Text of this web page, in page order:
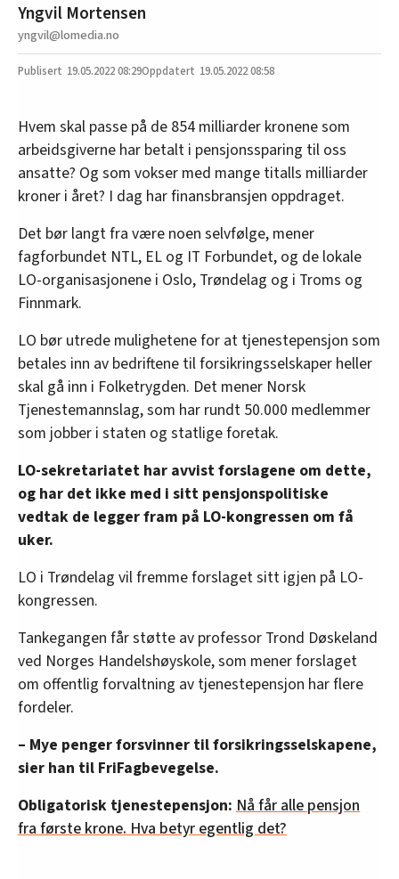
Yngvil Mortensen
yngvil@lomedia.no
19.05.202208:29 19.05.2022 08:58
Hvem skal passe på de 854 milliarder kronene som
arbeidsgiverne har betalt i pensjonssparing til oss
ansatte? Og som vokser med mange titalls milliarder
kroner i året? I dag har finansbransjen oppdraget.
Det bør langt fra være noen selvfølge, mener
fagforbundet NTL, EL og IT Forbundet, og de lokale
LO-organisasjonene i Oslo, Trøndelag og i Troms og
Finnmark.
LO bør utrede mulighetene for at tjenestepensjon som
betales inn av bedriftene til forsikringsselskaper heller
skal gå inn i Folketrygden. Det mener Norsk
Tjenestemannslag, som har rundt 50.000 medlemmer
som jobber i staten og statlige foretak.
LO-sekretariatet har avvist forslagene om dette,
og har det ikke med i sitt pensjonspolitiske
vedtak de legger fram på LO-kongressen om få
uker.
LO i Trøndelag vil fremme forslaget sitt igjen på LO-
kongressen.
Tankegangen får støtte av professor Trond Døskeland
ved Norges Handelshøyskole, som mener forslaget
om offentlig forvaltning av tjenestepensjon har flere
fordeler.
– Mye penger forsvinner til forsikringsselskapene,
sier han til FriFagbevegelse.
Obligatorisk tjenestepensjon: Nå får alle pensjon
fra første krone. Hva betyr egentlig det?